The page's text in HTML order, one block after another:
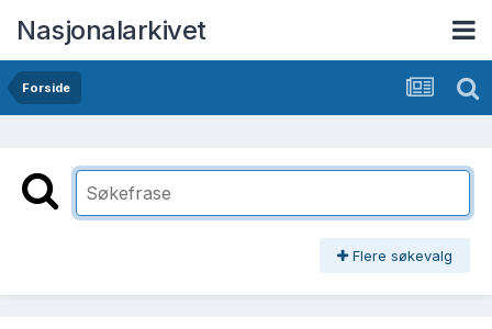
Nasjonalarkivet
Forside
Flere søkevalg